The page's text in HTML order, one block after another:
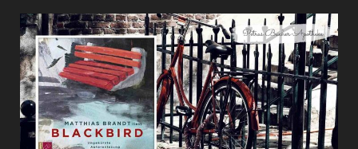
HAUS
(JAN
COSTIN
WAGNER)